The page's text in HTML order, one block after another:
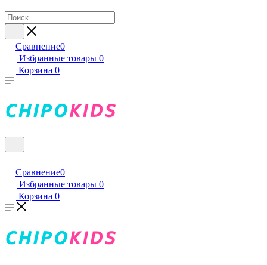
Сравнение0
Избранные товары 0
Корзина 0
Сравнение0
Избранные товары 0
Корзина 0